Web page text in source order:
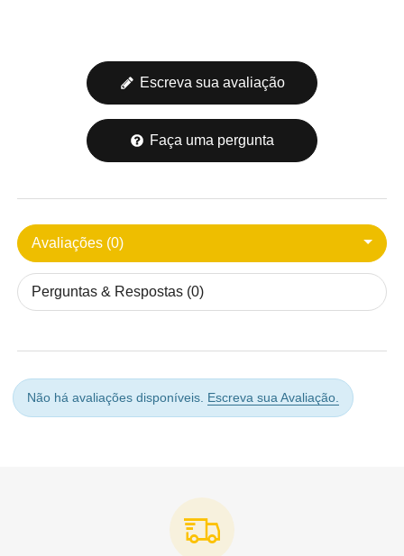
Escreva sua avaliação
Faça uma pergunta
Avaliações (0)
Perguntas & Respostas (0)
Não há avaliações disponíveis. Escreva sua Avaliação.